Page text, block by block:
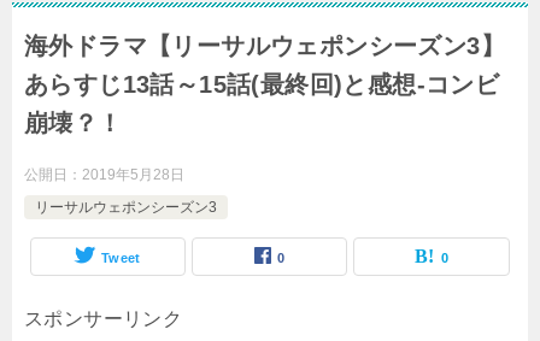
海外ドラマ【リーサルウェポンシーズン3】
あらすじ13話～15話(最終回)と感想-コンビ
崩壊？！
公開日： 2019年5月28日
リーサルウェポンシーズン3
Tweet 0 0
スポンサーリンク